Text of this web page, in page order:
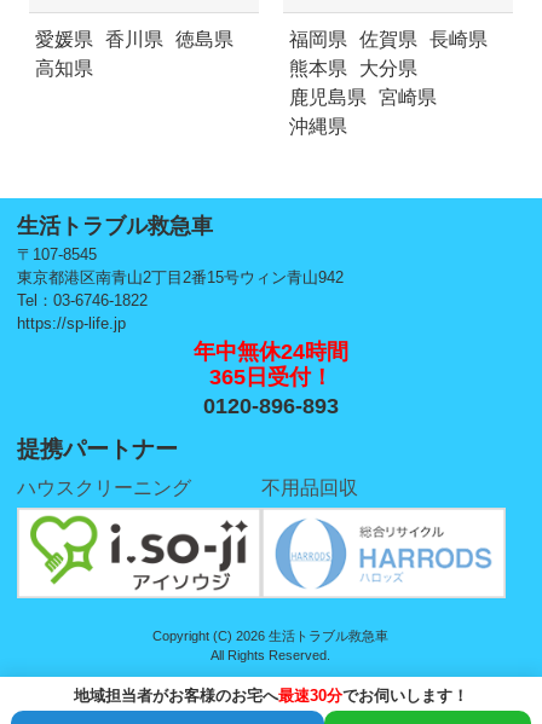
愛媛県 香川県
徳島県
高知県
福岡県 佐賀県
長崎県
熊本県
大分県
鹿児島県
宮崎県
沖縄県
地域担当者がお客様のお宅へ最速30分でお伺いします！
生活トラブル救急車
〒107-8545
東京都港区南青山2丁目2番15号ウィン青山942
Tel：03-6746-1822
https://sp-life.jp
年中無休24時間
365日受付！
0120-896-893
提携パートナー
ハウスクリーニング 不用品回収
Copyright (C) 2026 生活トラブル救急車
All Rights Reserved.